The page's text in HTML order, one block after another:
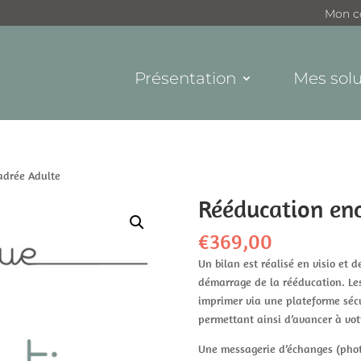
Mon
Présentation Mes
Adulte
Rééducation
€369,00
Un bilan est réalisé en visio et
démarrage de la rééducation.
imprimer via une plateforme
permettant ainsi d’avancer à
Une messagerie d’échanges